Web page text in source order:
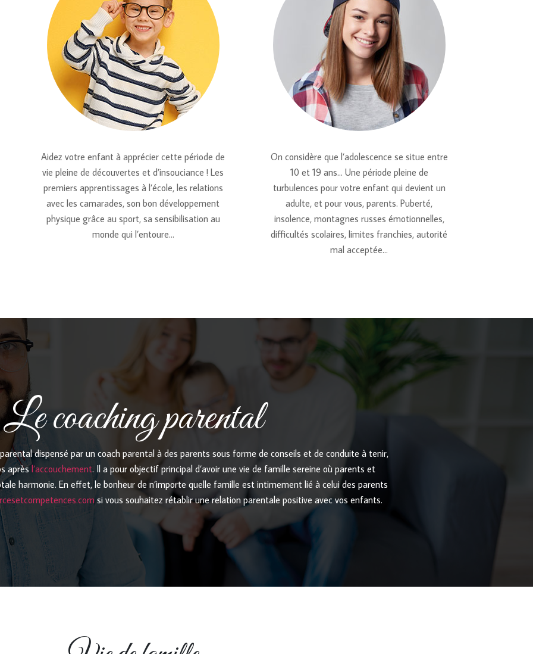
Aidez votre enfant à apprécier cette période de
vie pleine de découvertes et d’insouciance ! Les
premiers apprentissages à l’école, les relations
avec les camarades, son bon développement
physique grâce au sport, sa sensibilisation au
monde qui l’entoure…
On considère que l’adolescence se situe entre
10 et 19 ans… Une période pleine de
turbulences pour votre enfant qui devient un
adulte, et pour vous, parents. Puberté,
insolence, montagnes russes émotionnelles,
difficultés scolaires, limites franchies, autorité
mal acceptée…
Le coaching parental
dispensé par un coach parental à des parents sous forme de conseils et de conduite à tenir,
aprèsl’accouchement. Il a pour objectif principal d’avoir une vie de famille sereine où parents et
harmonie. En effet, le bonheur de n’importe quelle famille est intimement lié à celui des parents
si vous souhaitez rétablir une relation parentale positive avec vos enfants.